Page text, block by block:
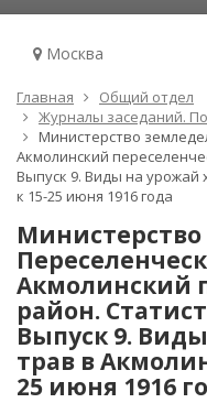
Москва
Главная
Общий отдел
Журналы заседаний.
Министерство
Акмолинский
Выпуск 9. Виды на урожай
к 15-25 июня 1916 года
Акмолинский
район.
Выпуск 9.
трав в
25 июня 1916